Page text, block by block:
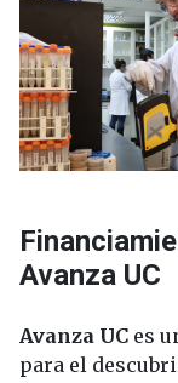
Avanza UC
Avanza UC es
para el